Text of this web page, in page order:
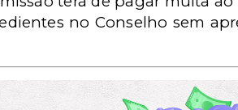
no Conselho sem